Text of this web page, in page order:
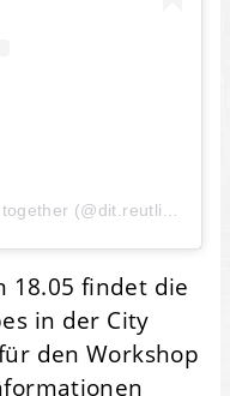
18.05 findet die
in der City
den Workshop